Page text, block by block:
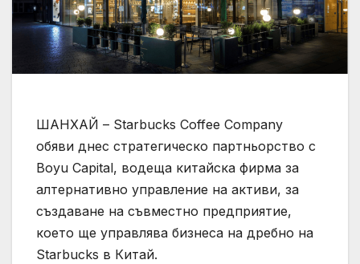
ШАНХАЙ – Starbucks Coffee Company
обяви днес стратегическо партньорство с
Boyu Capital, водеща китайска фирма за
алтернативно управление на активи, за
създаване на съвместно предприятие,
което ще управлява бизнеса на дребно на
Starbucks в Китай.